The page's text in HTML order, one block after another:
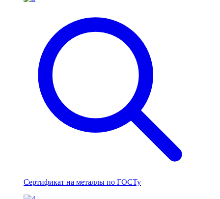
Сертификат на металлы по ГОСТу